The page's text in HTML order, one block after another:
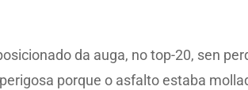
da auga, no top-20, sen
porque o asfalto estaba